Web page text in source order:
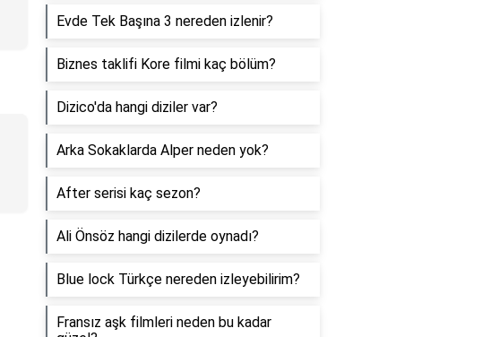
Evde Tek Başına 3 nereden izlenir?
Biznes taklifi Kore filmi kaç bölüm?
Dizico'da hangi diziler var?
Arka Sokaklarda Alper neden yok?
After serisi kaç sezon?
Ali Önsöz hangi dizilerde oynadı?
Blue lock Türkçe nereden izleyebilirim?
Fransız aşk filmleri neden bu kadar